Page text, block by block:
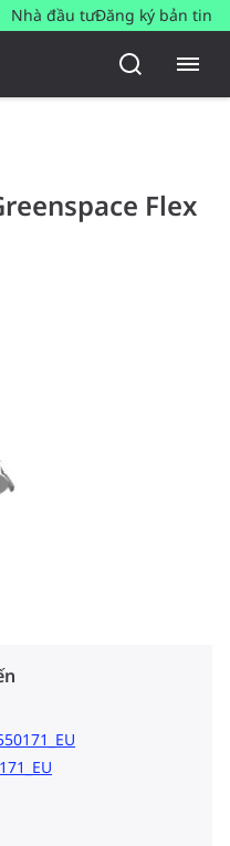
Nhà đầu tưĐăng ký bản tin
Flex